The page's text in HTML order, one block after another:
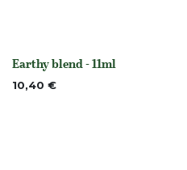
None
Earthy blend - 11ml
10,40 €